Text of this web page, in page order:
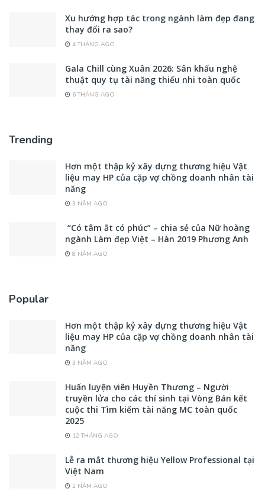
Xu hướng hợp tác trong ngành làm đẹp đang
thay đổi ra sao?
4 THÁNG AGO
Gala Chill cùng Xuân 2026: Sân khấu nghệ
thuật quy tụ tài năng thiếu nhi toàn quốc
6 THÁNG AGO
Trending
Hơn một thập kỷ xây dựng thương hiệu Vật
liệu may HP của cặp vợ chồng doanh nhân tài
năng
3 NĂM AGO
“Có tâm ắt có phúc” – chia sẻ của Nữ hoàng
ngành Làm đẹp Việt – Hàn 2019 Phương Anh
8 NĂM AGO
Popular
Hơn một thập kỷ xây dựng thương hiệu Vật
liệu may HP của cặp vợ chồng doanh nhân tài
năng
3 NĂM AGO
Huấn luyện viên Huyền Thương – Người
truyền lửa cho các thí sinh tại Vòng Bán kết
cuộc thi Tìm kiếm tài năng MC toàn quốc
2025
12 THÁNG AGO
Lễ ra mắt thương hiệu Yellow Professional tại
Việt Nam
2 NĂM AGO